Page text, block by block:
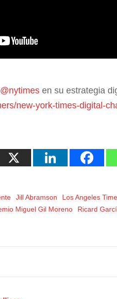
@nytimes en su estrategia
new-york-times-digital-
Jill Abramson Los Angeles
Miguel Gil Moreno Ricard